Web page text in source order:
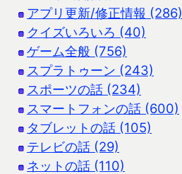
アプリ更新/修正情報 (286)
クイズいろいろ (40)
ゲーム全般 (756)
スプラトゥーン (243)
スポーツの話 (234)
スマートフォンの話 (600)
タブレットの話 (105)
テレビの話 (29)
ネットの話 (110)